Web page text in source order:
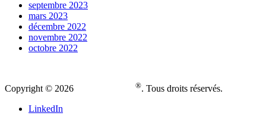
septembre 2023
mars 2023
décembre 2022
novembre 2022
octobre 2022
Copyright © 2026 ®. Tous droits réservés.
LinkedIn